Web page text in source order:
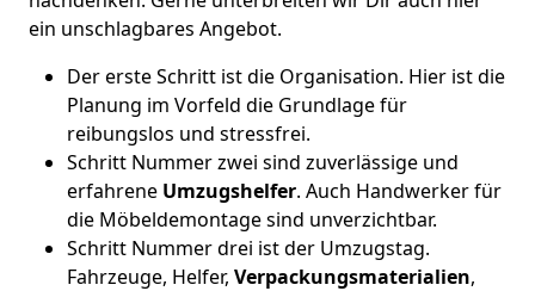
ein unschlagbares Angebot.
Der erste Schritt ist die Organisation. Hier ist die
Planung im Vorfeld die Grundlage für
reibungslos und stressfrei.
Schritt Nummer zwei sind zuverlässige und
erfahrene Umzugshelfer. Auch Handwerker für
die Möbeldemontage sind unverzichtbar.
Schritt Nummer drei ist der Umzugstag.
Fahrzeuge, Helfer, Verpackungsmaterialien,